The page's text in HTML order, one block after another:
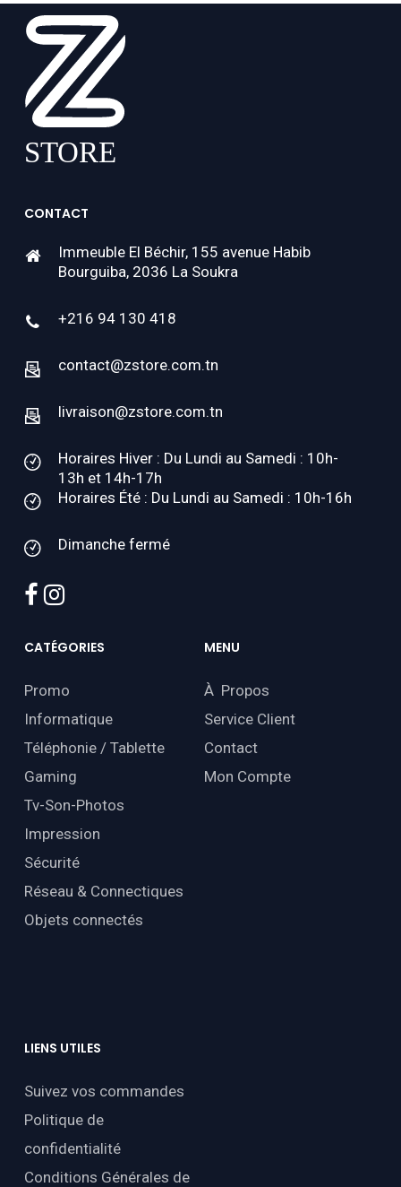
CONTACT
Immeuble El Béchir, 155 avenue Habib
Bourguiba, 2036 La Soukra
+216 94 130 418
contact@zstore.com.tn
livraison@zstore.com.tn
Horaires Hiver : Du Lundi au Samedi : 10h-
13h et 14h-17h
Horaires Été : Du Lundi au Samedi : 10h-16h
Dimanche fermé
facebook
instagram
CATÉGORIES
Promo
Informatique
Téléphonie / Tablette
Gaming
Tv-Son-Photos
Impression
Sécurité
Réseau & Connectiques
Objets connectés
MENU
À Propos
Service Client
Contact
Mon Compte
LIENS UTILES
Suivez vos commandes
Politique de
confidentialité
Conditions Générales de